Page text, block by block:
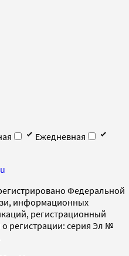
Ежедневная
Федеральной
информационных
регистрационный
регистрации: серия Эл №